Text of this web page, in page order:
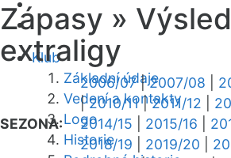
Klub
Základní údaje
Vedení a kontakty
Logo
Historie
Zápasy »
extraligy
SEZONA:
2006/07|2007/08
|2010/11|2011/12
2014/15
2015/16
2018/19
2019/20